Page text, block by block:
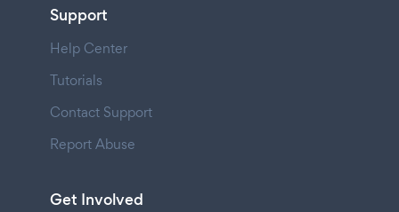
Support
Help Center
Tutorials
Contact Support
Report Abuse
Get Involved